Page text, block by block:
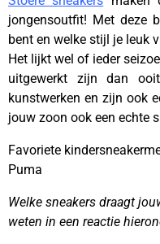
jongensoutfit! Met deze
bent en welke stijl je leuk
Het lijkt wel of ieder
uitgewerkt zijn dan
kunstwerken en zijn ook
jouw zoon ook een echte
Favoriete
Puma
Welke sneakers draagt
weten in een reactie